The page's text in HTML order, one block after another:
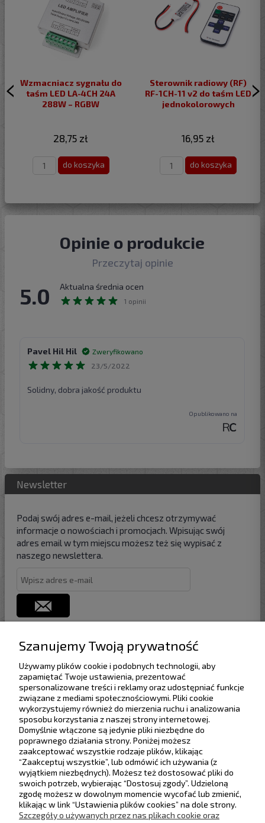
Wzmacniacz sygnału do
taśm LED LA-4CH 24A
288W – RGBW
28,75 zł
do koszyka
Sterownik radiowy (RF)
RF-1CH-11 v2 do taśm LED
jednokolorowych
16,95 zł
do koszyka
Newsletter
Podaj swój adres e-mail, jeżeli chcesz otrzymywać
informacje o nowościach i promocjach. Wpisując swój
adres email w tym miejscu możesz też się wypisać z
naszego newslettera.
Pomoc
Dostawa
Moje konto
Gwarancja i zwroty
O firmie
Szanujemy Twoją prywatność
Używamy plików cookie i podobnych technologii, aby
zapamiętać Twoje ustawienia, prezentować
spersonalizowane treści i reklamy oraz udostępniać funkcje
związane z mediami społecznościowymi. Pliki cookie
wykorzystujemy również do mierzenia ruchu i analizowania
sposobu korzystania z naszej strony internetowej.
Domyślnie włączone są jedynie pliki niezbędne do
poprawnego działania strony. Poniżej możesz
zaakceptować wszystkie rodzaje plików, klikając
“Zaakceptuj wszystkie”, lub odmówić ich używania (z
wyjątkiem niezbędnych). Możesz też dostosować pliki do
swoich potrzeb, wybierając “Dostosuj zgody”. Udzieloną
zgodę możesz w dowolnym momencie wycofać lub zmienić,
klikając w link “Ustawienia plików cookies” na dole strony.
Szczegóły o używanych przez nas plikach cookie oraz
Rabaty progowe Zwiń
Zwiększ wartość zamówienia, aby uzyskać
wyższy rabat.
Maksymalny rabat: 5%